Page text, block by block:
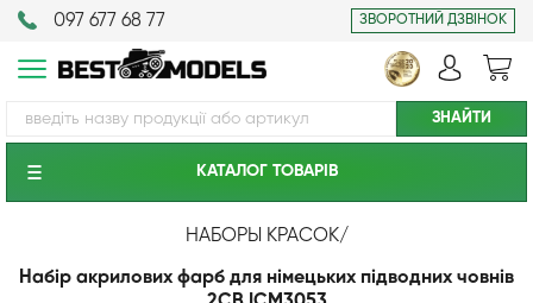
097 677 68 77 ЗВОРОТНИЙ ДЗВІНОК
КАТАЛОГ ТОВАРIВ
НАБОРЫ КРАСОК/
Набір акрилових фарб для німецьких підводних човнів